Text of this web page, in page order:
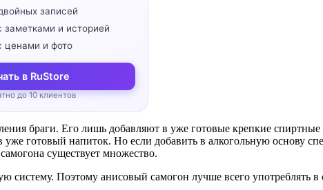
записей
заметками и историей
ценами и фото
в RuStore
до 10 клиентов
браги. Его лишь добавляют в уже готовые крепкие
готовый напиток. Но если добавить в алкогольную основу
существует множество.
Поэтому анисовый самогон лучше всего употреблять в